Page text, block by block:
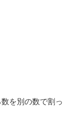
を別の数で割っ